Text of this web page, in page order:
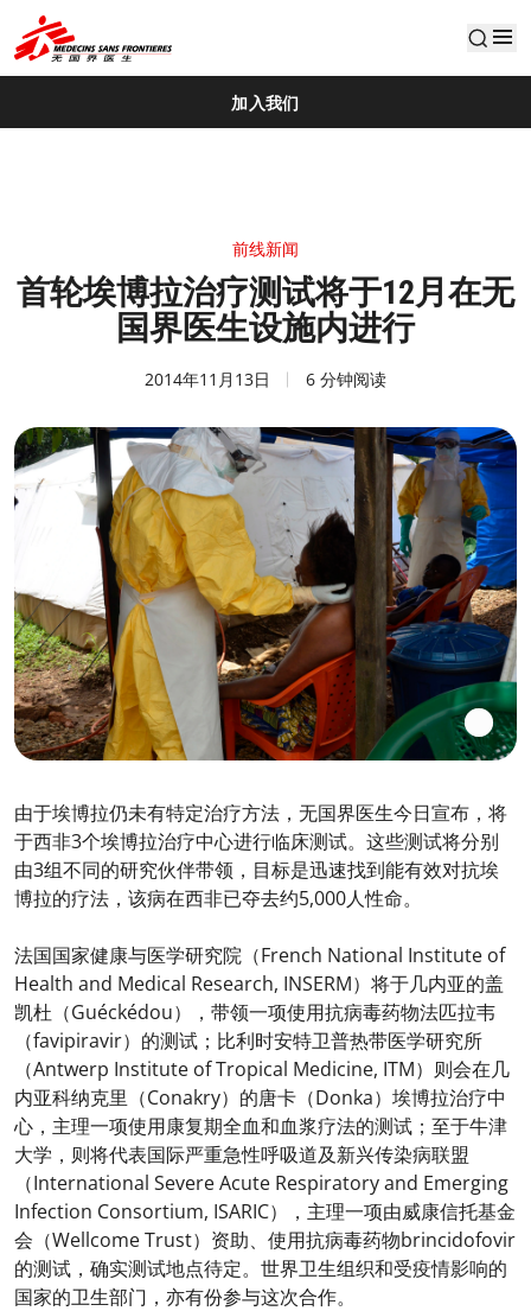
default
加入我们
前线新闻
首轮埃博拉治疗测试将于12月在无
国界医生设施内进行
2014年11月13日 6 分钟阅读
由于埃博拉仍未有特定治疗方法，无国界医生今日宣布，将
于西非3个埃博拉治疗中心进行临床测试。这些测试将分别
由3组不同的研究伙伴带领，目标是迅速找到能有效对抗埃
博拉的疗法，该病在西非已夺去约5,000人性命。
法国国家健康与医学研究院（French National Institute of
Health and Medical Research, INSERM）将于几内亚的盖
凯杜（Guéckédou），带领一项使用抗病毒药物法匹拉韦
（favipiravir）的测试；比利时安特卫普热带医学研究所
（Antwerp Institute of Tropical Medicine, ITM）则会在几
内亚科纳克里（Conakry）的唐卡（Donka）埃博拉治疗中
心，主理一项使用康复期全血和血浆疗法的测试；至于牛津
大学，则将代表国际严重急性呼吸道及新兴传染病联盟
（International Severe Acute Respiratory and Emerging
Infection Consortium, ISARIC），主理一项由威康信托基金
会（Wellcome Trust）资助、使用抗病毒药物brincidofovir
的测试，确实测试地点待定。世界卫生组织和受疫情影响的
国家的卫生部门，亦有份参与这次合作。